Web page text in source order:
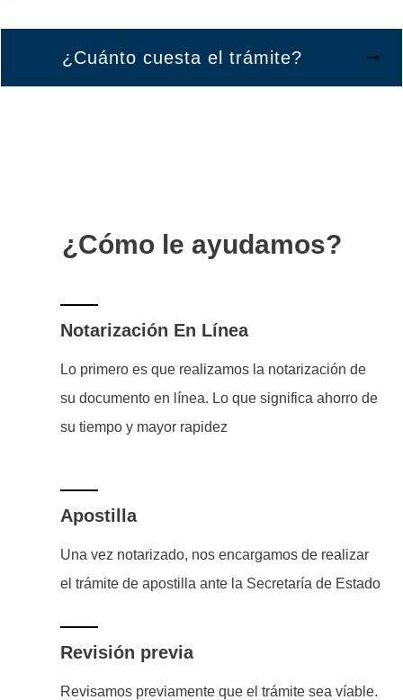
¿Cuánto cuesta el trámite?
¿Cómo le ayudamos?
Notarización En Línea
Lo primero es que realizamos la notarización de
su documento en línea. Lo que significa ahorro de
su tiempo y mayor rapidez
Apostilla
Una vez notarizado, nos encargamos de realizar
el trámite de apostilla ante la Secretaría de Estado
Revisión previa
Revisamos previamente que el trámite sea víable.